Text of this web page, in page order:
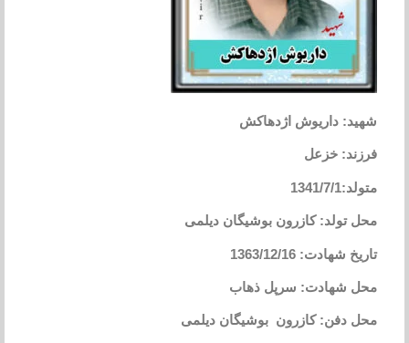
شهید: داریوش اژدهاکش
فرزند: خزعل
متولد:1341/7/1
محل تولد: کازرون بوشیگان دیلمی
تاریخ شهادت: 1363/12/16
محل شهادت: سرپل ذهاب
محل دفن: کازرون بوشیگان دیلمی